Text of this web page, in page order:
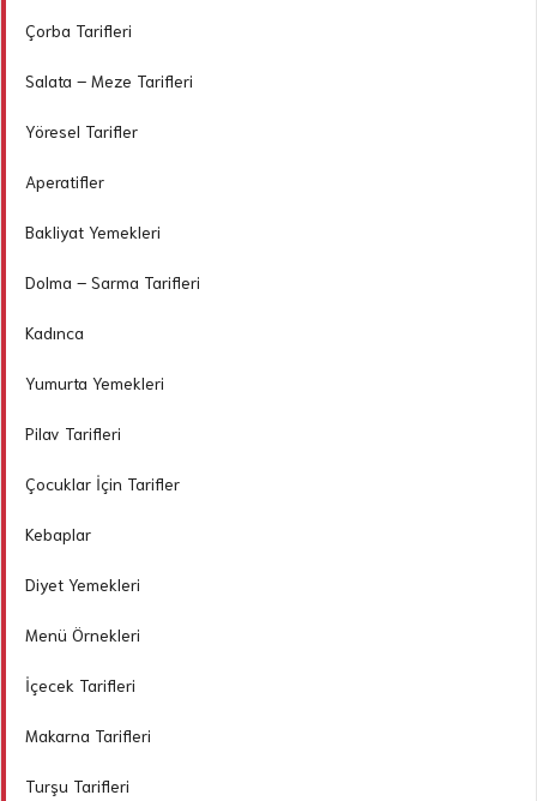
Çorba Tarifleri
Salata – Meze Tarifleri
Yöresel Tarifler
Aperatifler
Bakliyat Yemekleri
Dolma – Sarma Tarifleri
Kadınca
Yumurta Yemekleri
Pilav Tarifleri
Çocuklar İçin Tarifler
Kebaplar
Diyet Yemekleri
Menü Örnekleri
İçecek Tarifleri
Makarna Tarifleri
Turşu Tarifleri